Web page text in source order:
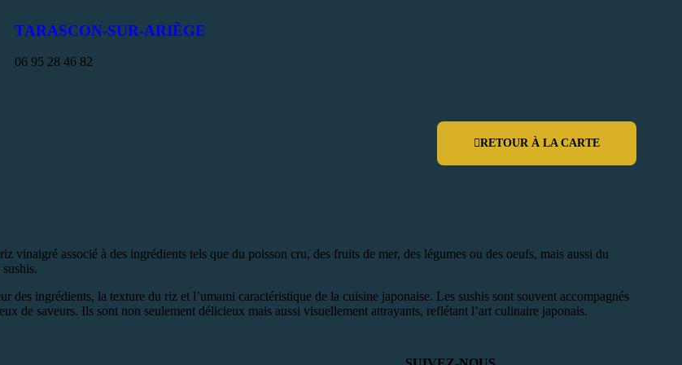
TARASCON-SUR-ARIÈGE
06 95 28 46 82
RETOUR À LA CARTE
vinaigré associé à des ingrédients tels que du poisson cru, des fruits de mer, des légumes ou des oeufs, mais aussi du
ingrédients, la texture du riz et l’umami caractéristique de la cuisine japonaise. Les sushis sont souvent accompagnés
de saveurs. Ils sont non seulement délicieux mais aussi visuellement attrayants, reflétant l’art culinaire japonais.